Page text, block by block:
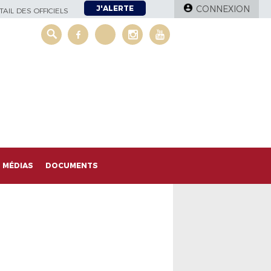
DES OFFICIELS J'ALERTE CONNEXION
MÉDIAS DOCUMENTS